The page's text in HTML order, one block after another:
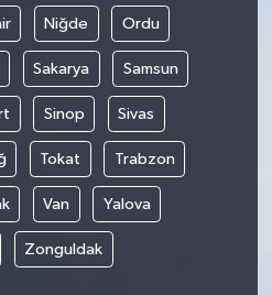
Niğde Ordu
Sakarya Samsun
Sinop Sivas
Tokat Trabzon
Van Yalova
Zonguldak